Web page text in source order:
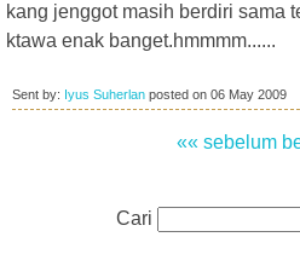
kang jenggot masih berdiri sama
ktawa enak banget.hmmmm......
Sent by: Iyus Suherlan posted on 06 May 2009
«« sebelum
Cari